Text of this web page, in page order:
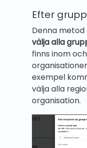
Efter
Denna
välja alla
finns inom
exempel
välja alla
organisation.